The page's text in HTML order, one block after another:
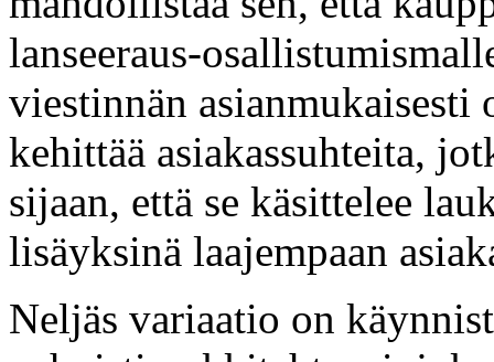
lanseeraus-
viestinnän
kehittää asiakassuhteita,
sijaan, että se käsittelee
lisäyksinä laajempaan
Neljäs variaatio on